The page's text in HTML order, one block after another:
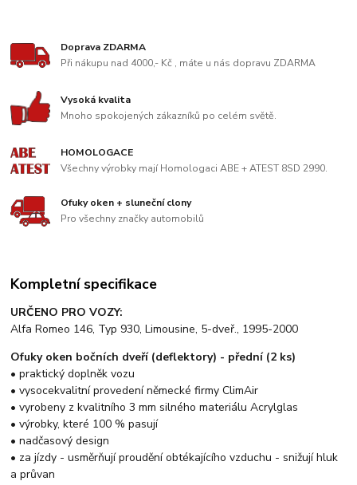
Doprava ZDARMA
Při nákupu nad 4000,- Kč , máte u nás dopravu ZDARMA
Vysoká kvalita
Mnoho spokojených zákazníků po celém světě.
HOMOLOGACE
Všechny výrobky mají Homologaci ABE + ATEST 8SD 2990.
Ofuky oken + sluneční clony
Pro všechny značky automobilů
Kompletní specifikace
URČENO PRO VOZY:
Alfa Romeo 146, Typ 930, Limousine, 5-dveř., 1995-2000
Ofuky oken bočních dveří (deflektory) - přední (2 ks)
• praktický doplněk vozu
• vysocekvalitní provedení německé firmy ClimAir
• vyrobeny z kvalitního 3 mm silného materiálu Acrylglas
• výrobky, které 100 % pasují
• nadčasový design
• za jízdy - usměrňují proudění obtékajícího vzduchu - snižují hluk
a průvan